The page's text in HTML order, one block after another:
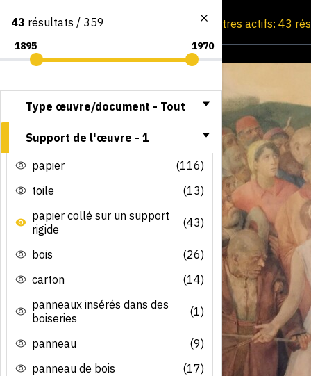
Consultation par image Filtres actifs: 43
43 résultats / 359
Type œuvre/document - Tout
Support de l'œuvre - 1
papier
(116)
toile
(13)
papier collé sur un support
rigide
(43)
bois
(26)
carton
(14)
panneaux insérés dans des
boiseries
(1)
panneau
(9)
panneau de bois
(17)